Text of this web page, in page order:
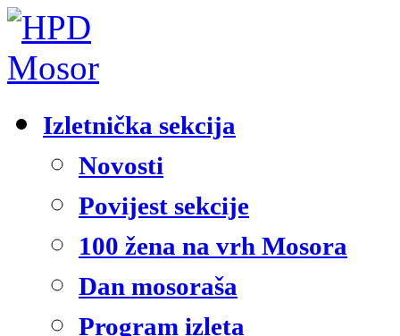
Izletnička sekcija
Novosti
Povijest sekcije
100 žena na vrh Mosora
Dan mosoraša
Program izleta